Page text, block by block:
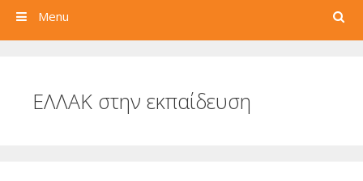
Search
Menu
ΕΛΛΑΚ στην εκπαίδευση